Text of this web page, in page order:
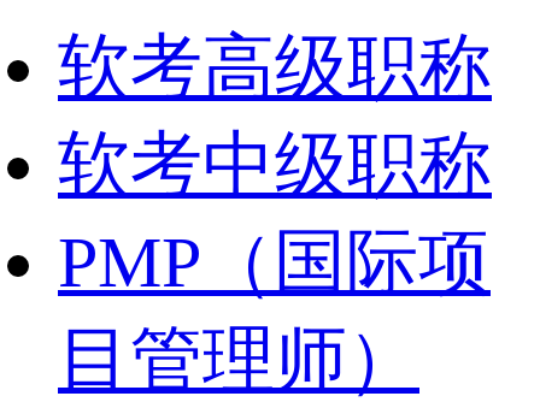
软考高级职称
软考中级职称
PMP（国际项
目管理师）